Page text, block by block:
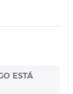
ESTÁ